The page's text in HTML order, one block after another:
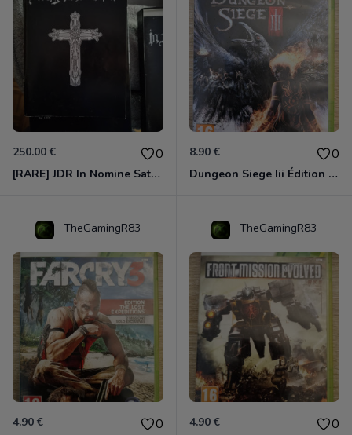
250.00 € 0
[RARE] JDR In Nomine Satanis / Magna Veritas – 1ère Édition BOÎTE (DOS BLANC, 1989) - CROC / Siroz
8.90 € 0
Dungeon Siege Iii Édition Limitée - Vf Intégrale Xbox 360
TheGamingR83
4.90 € 0
TheGamingR83
4.90 € 0